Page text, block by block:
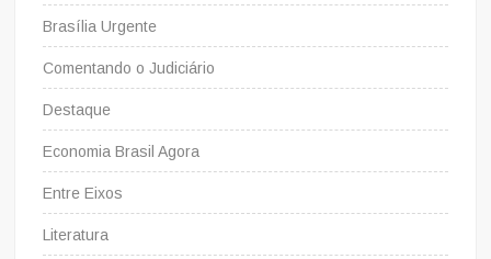
Brasília Urgente
Comentando o Judiciário
Destaque
Economia Brasil Agora
Entre Eixos
Literatura